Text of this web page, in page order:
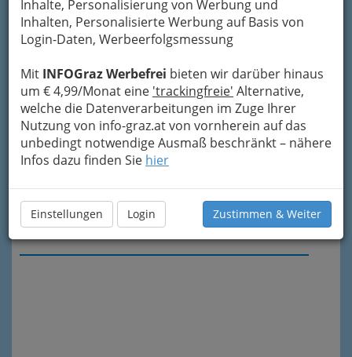
Inhalte, Personalisierung von Werbung und
Inhalten, Personalisierte Werbung auf Basis von
Login-Daten, Werbeerfolgsmessung
Mit INFOGraz Werbefrei bieten wir darüber hinaus
um € 4,99/Monat eine 'trackingfreie' Alternative,
welche die Datenverarbeitungen im Zuge Ihrer
Nutzung von info-graz.at von vornherein auf das
unbedingt notwendige Ausmaß beschränkt – nähere
Infos dazu finden Sie hier
Einstellungen Login Zustimmen & Weiter
Meine Nachricht
Meine Nachricht senden